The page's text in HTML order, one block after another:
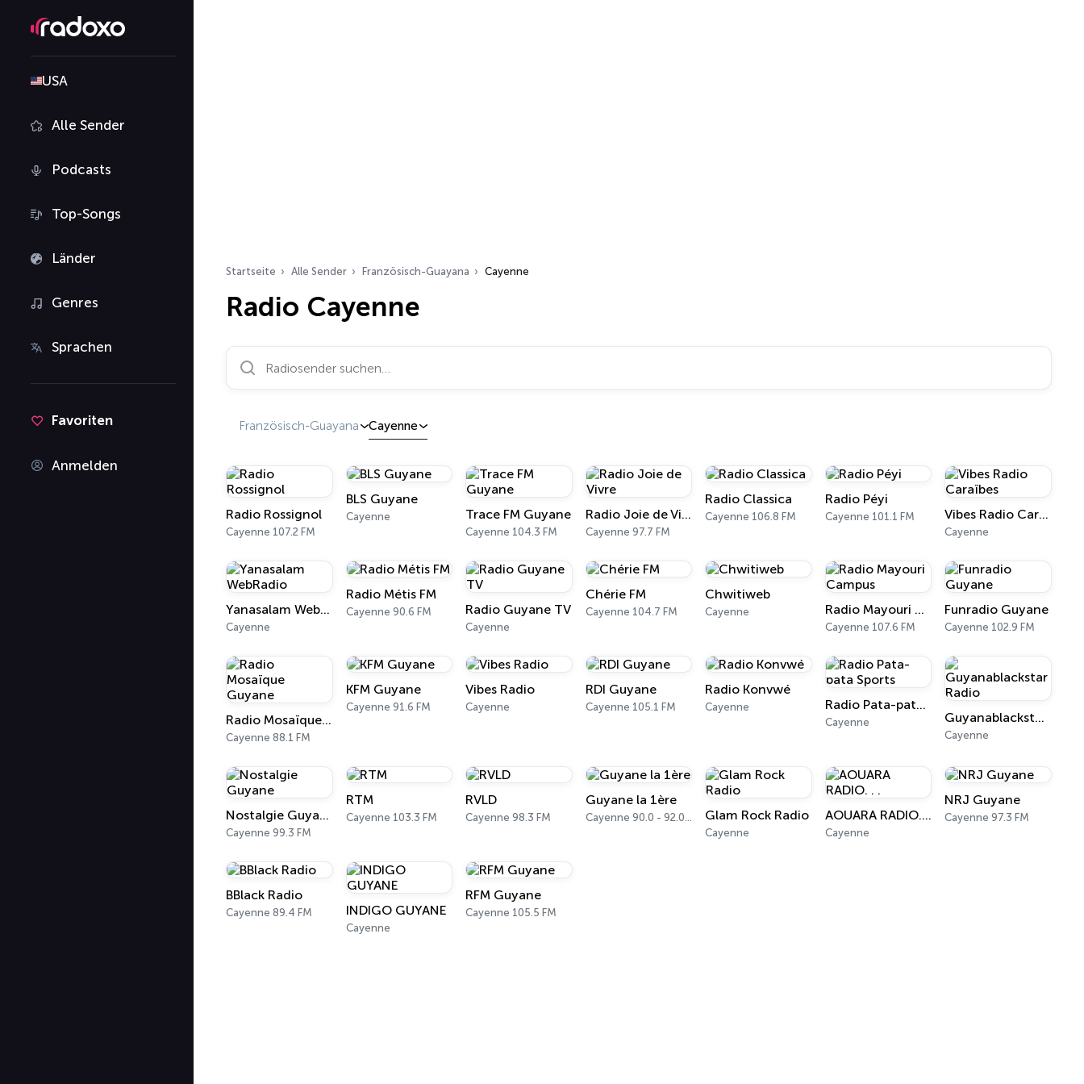
USA
Alle Sender
Podcasts
Top-Songs
Länder
Genres
Sprachen
Favoriten
Anmelden
Startseite Alle Sender Französisch-Guayana Cayenne
Radio Cayenne
Radiosender suchen…
Französisch-Guayana Cayenne
Radio Rossignol
Cayenne 107.2 FM
BLS Guyane
Cayenne Trace FM Guyane
Cayenne 104.3 FM
Radio Joie de Vivre
Cayenne 97.7 FM
Radio Classica
Cayenne 106.8 FM
Radio Péyi
Cayenne 101.1 FM Vibes Radio Caraïbes
Cayenne
Yanasalam WebRadio
Cayenne
Radio Métis FM
Cayenne 90.6 FM Radio Guyane TV
Cayenne
Chérie FM
Cayenne 104.7 FM
Chwitiweb
Cayenne Radio Mayouri Campus
Cayenne 107.6 FM
Funradio Guyane
Cayenne 102.9 FM
Radio Mosaïque Guyane
Cayenne 88.1 FM
KFM Guyane
Cayenne 91.6 FM
Vibes Radio
Cayenne
RDI Guyane
Cayenne 105.1 FM
Radio Konvwé
Cayenne Radio Pata-pata Sports
Cayenne Guyanablackstar Radio
Cayenne
Nostalgie Guyane
Cayenne 99.3 FM
RTM
Cayenne 103.3 FM
RVLD
Cayenne 98.3 FM
Guyane la 1ère
Cayenne 90.0 - 92.0 FM Glam Rock Radio
Cayenne
AOUARA RADIO. . .
Cayenne
NRJ Guyane
Cayenne 97.3 FM
BBlack Radio
Cayenne 89.4 FM INDIGO GUYANE
Cayenne
RFM Guyane
Cayenne 105.5 FM